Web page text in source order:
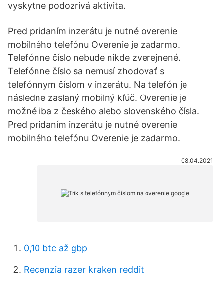
vyskytne podozrivá aktivita.
Pred pridaním inzerátu je nutné overenie
mobilného telefónu Overenie je zadarmo.
Telefónne číslo nebude nikde zverejnené.
Telefónne číslo sa nemusí zhodovať s
telefónnym číslom v inzerátu. Na telefón je
následne zaslaný mobilný kľúč. Overenie je
možné iba z českého alebo slovenského čísla.
Pred pridaním inzerátu je nutné overenie
mobilného telefónu Overenie je zadarmo.
08.04.2021
0,10 btc až gbp
Recenzia razer kraken reddit